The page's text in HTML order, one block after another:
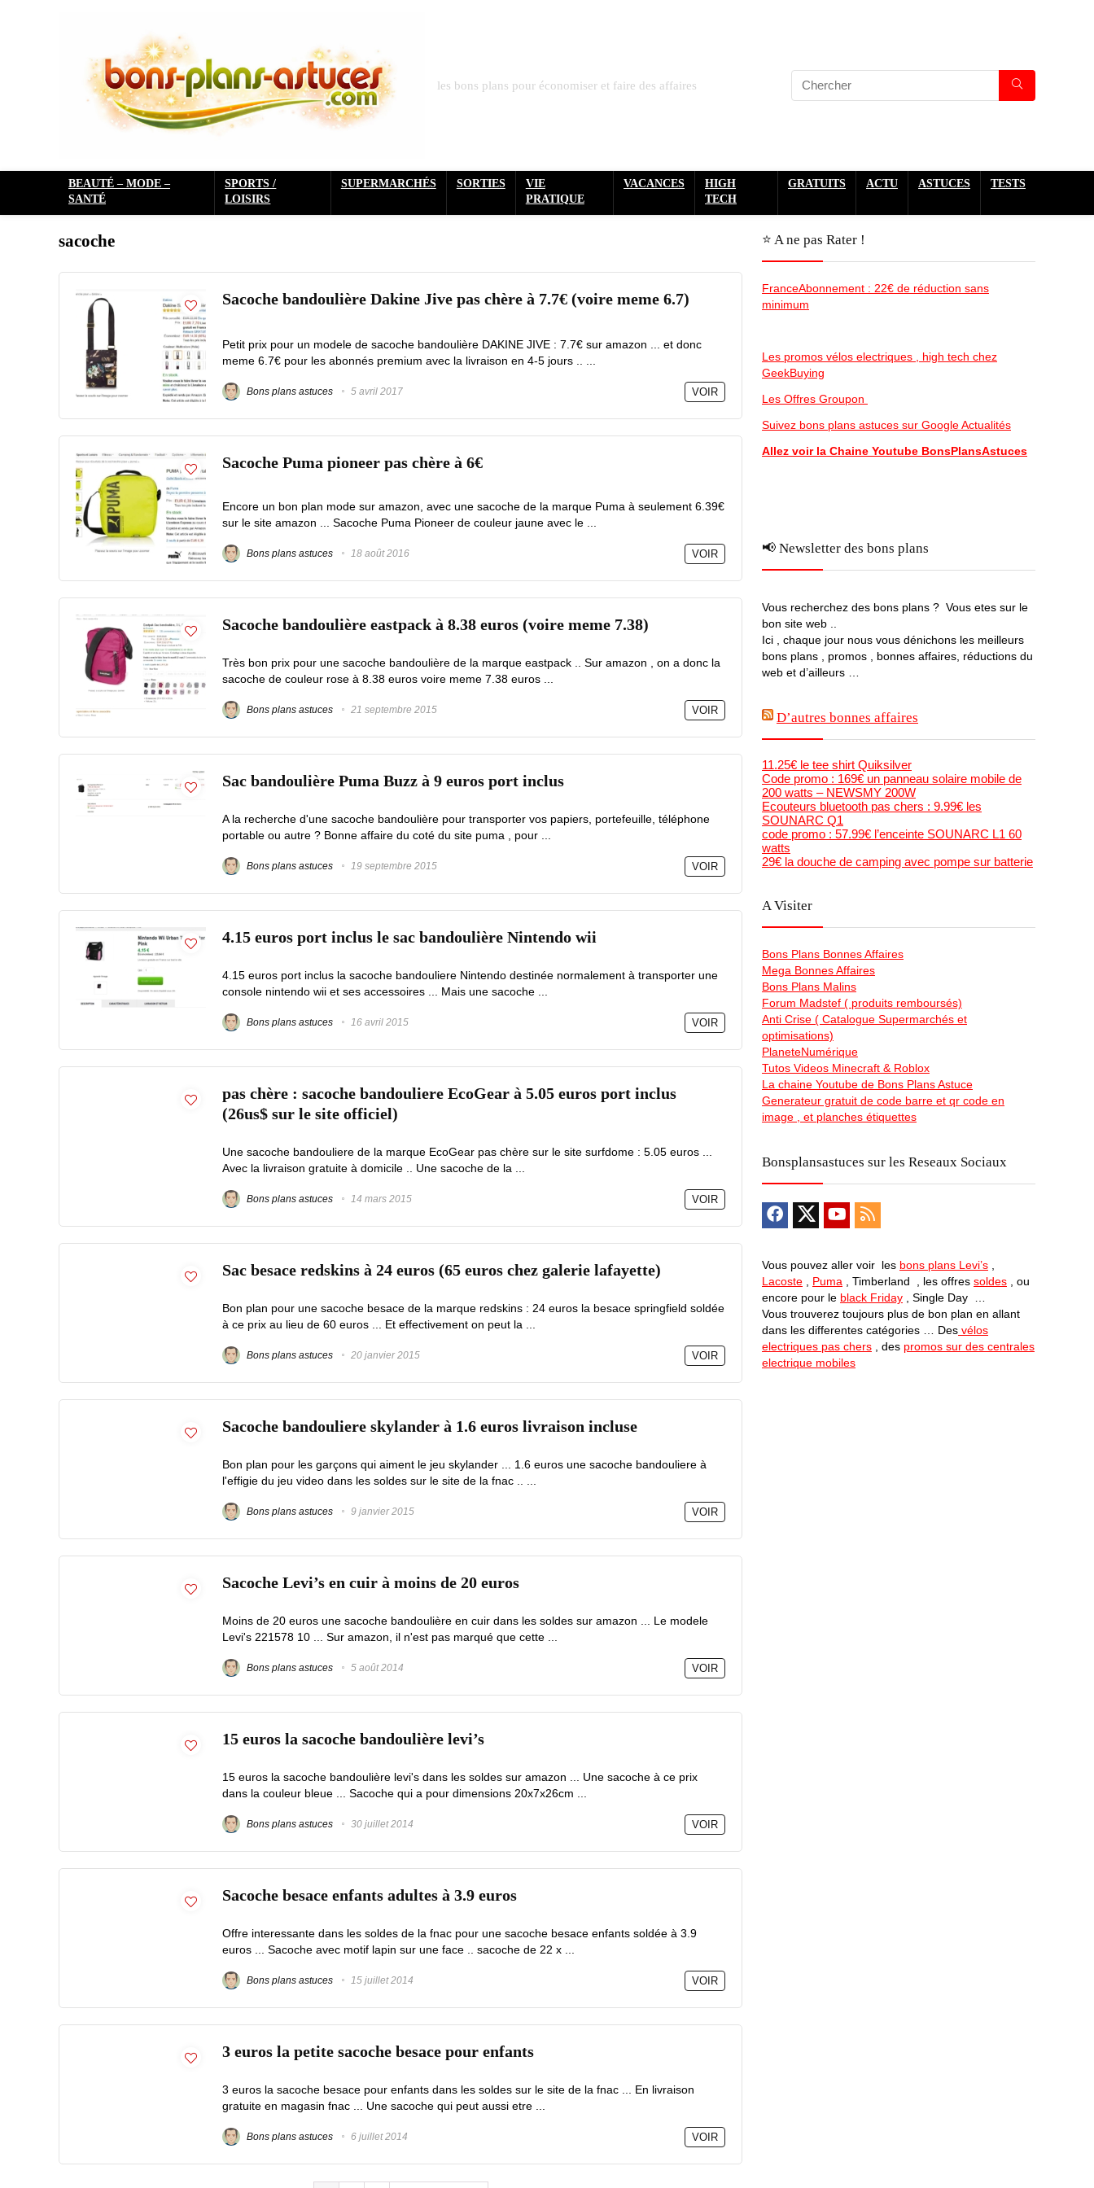
les bons plans pour économiser et faire des affaires
BEAUTÉ – MODE –
SANTÉ
SPORTS /
LOISIRS
SUPERMARCHÉS SORTIES
VIE
PRATIQUE
VACANCES
HIGH
TECH
GRATUITS ACTU ASTUCES TESTS
sacoche
Sacoche bandoulière Dakine Jive pas chère à 7.7€ (voire meme 6.7)
Petit prix pour un modele de sacoche bandoulière DAKINE JIVE : 7.7€ sur amazon ... et donc
meme 6.7€ pour les abonnés premium avec la livraison en 4-5 jours .. ...
Bons plans astuces 5 avril 2017 VOIR
Sacoche Puma pioneer pas chère à 6€
Encore un bon plan mode sur amazon, avec une sacoche de la marque Puma à seulement 6.39€
sur le site amazon ... Sacoche Puma Pioneer de couleur jaune avec le ...
Bons plans astuces 18 août 2016 VOIR
Sacoche bandoulière eastpack à 8.38 euros (voire meme 7.38)
Très bon prix pour une sacoche bandoulière de la marque eastpack .. Sur amazon , on a donc la
sacoche de couleur rose à 8.38 euros voire meme 7.38 euros ...
Bons plans astuces 21 septembre 2015 VOIR
Sac bandoulière Puma Buzz à 9 euros port inclus
A la recherche d'une sacoche bandoulière pour transporter vos papiers, portefeuille, téléphone
portable ou autre ? Bonne affaire du coté du site puma , pour ...
Bons plans astuces 19 septembre 2015 VOIR
4.15 euros port inclus le sac bandoulière Nintendo wii
4.15 euros port inclus la sacoche bandouliere Nintendo destinée normalement à transporter une
console nintendo wii et ses accessoires ... Mais une sacoche ...
Bons plans astuces 16 avril 2015 VOIR
pas chère : sacoche bandouliere EcoGear à 5.05 euros port inclus
(26us$ sur le site officiel)
Une sacoche bandouliere de la marque EcoGear pas chère sur le site surfdome : 5.05 euros ...
Avec la livraison gratuite à domicile .. Une sacoche de la ...
Bons plans astuces 14 mars 2015 VOIR
Sac besace redskins à 24 euros (65 euros chez galerie lafayette)
Bon plan pour une sacoche besace de la marque redskins : 24 euros la besace springfield soldée
à ce prix au lieu de 60 euros ... Et effectivement on peut la ...
Bons plans astuces 20 janvier 2015 VOIR
Sacoche bandouliere skylander à 1.6 euros livraison incluse
Bon plan pour les garçons qui aiment le jeu skylander ... 1.6 euros une sacoche bandouliere à
l'effigie du jeu video dans les soldes sur le site de la fnac .. ...
Bons plans astuces 9 janvier 2015 VOIR
Sacoche Levi’s en cuir à moins de 20 euros
Moins de 20 euros une sacoche bandoulière en cuir dans les soldes sur amazon ... Le modele
Levi's 221578 10 ... Sur amazon, il n'est pas marqué que cette ...
Bons plans astuces 5 août 2014 VOIR
15 euros la sacoche bandoulière levi’s
15 euros la sacoche bandoulière levi's dans les soldes sur amazon ... Une sacoche à ce prix
dans la couleur bleue ... Sacoche qui a pour dimensions 20x7x26cm ...
Bons plans astuces 30 juillet 2014 VOIR
Sacoche besace enfants adultes à 3.9 euros
Offre interessante dans les soldes de la fnac pour une sacoche besace enfants soldée à 3.9
euros ... Sacoche avec motif lapin sur une face .. sacoche de 22 x ...
Bons plans astuces 15 juillet 2014 VOIR
3 euros la petite sacoche besace pour enfants
3 euros la sacoche besace pour enfants dans les soldes sur le site de la fnac ... En livraison
gratuite en magasin fnac ... Une sacoche qui peut aussi etre ...
Bons plans astuces 6 juillet 2014 VOIR
⭐️ A ne pas Rater !
FranceAbonnement : 22€ de réduction sans
minimum
Les promos vélos electriques , high tech chez
GeekBuying
Les Offres Groupon
Suivez bons plans astuces sur Google Actualités
Allez voir la Chaine Youtube BonsPlansAstuces
📢 Newsletter des bons plans
Vous recherchez des bons plans ? Vous etes sur le
bon site web ..
Ici , chaque jour nous vous dénichons les meilleurs
bons plans , promos , bonnes affaires, réductions du
web et d’ailleurs …
D’autres bonnes affaires
11.25€ le tee shirt Quiksilver
Code promo : 169€ un panneau solaire mobile de
200 watts – NEWSMY 200W
Ecouteurs bluetooth pas chers : 9.99€ les
SOUNARC Q1
code promo : 57.99€ l’enceinte SOUNARC L1 60
watts
29€ la douche de camping avec pompe sur batterie
A Visiter
Bons Plans Bonnes Affaires
Mega Bonnes Affaires
Bons Plans Malins
Forum Madstef ( produits remboursés)
Anti Crise ( Catalogue Supermarchés et
optimisations)
PlaneteNumérique
Tutos Videos Minecraft & Roblox
La chaine Youtube de Bons Plans Astuce
Generateur gratuit de code barre et qr code en
image , et planches étiquettes
Bonsplansastuces sur les Reseaux Sociaux
Vous pouvez aller voir les bons plans Levi’s
Lacoste
Puma , Timberland , les offres soldes , ou
encore pour le black Friday , Single Day …
Vous trouverez toujours plus de bon plan en allant
dans les differentes catégories … Des vélos
electriques pas chers , des promos sur des centrales
electrique mobiles